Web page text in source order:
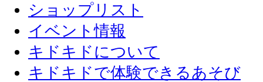
ショップリスト
イベント情報
キドキドについて
キドキドで体験できるあそび